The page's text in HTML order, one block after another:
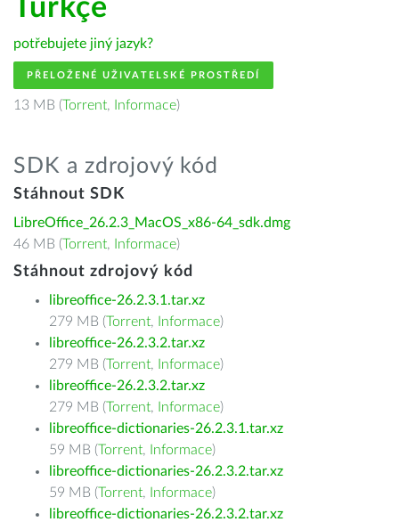
Türkçe
potřebujete jiný jazyk?
PŘELOŽENÉ UŽIVATELSKÉ PROSTŘEDÍ
13 MB (Torrent, Informace)
SDK a zdrojový kód
Stáhnout SDK
LibreOffice_26.2.3_MacOS_x86-64_sdk.dmg
46 MB (Torrent, Informace)
Stáhnout zdrojový kód
libreoffice-26.2.3.1.tar.xz
279 MB (Torrent, Informace)
libreoffice-26.2.3.2.tar.xz
279 MB (Torrent, Informace)
libreoffice-26.2.3.2.tar.xz
279 MB (Torrent, Informace)
libreoffice-dictionaries-26.2.3.1.tar.xz
59 MB (Torrent, Informace)
libreoffice-dictionaries-26.2.3.2.tar.xz
59 MB (Torrent, Informace)
libreoffice-dictionaries-26.2.3.2.tar.xz